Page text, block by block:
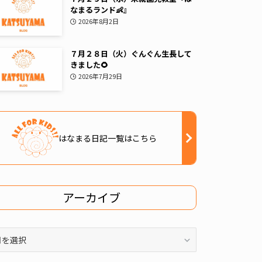
なまるランド👶』
2026年8月2日
７月２８日（火）ぐんぐん生長して
きました🌻
2026年7月29日
はなまる日記一覧はこちら
アーカイブ